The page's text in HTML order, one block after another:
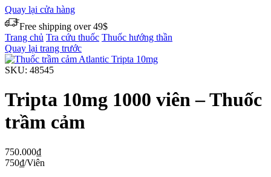
Quay lại cửa hàng
Free shipping over 49$
Trang chủ Tra cứu thuốc Thuốc hướng thần
Quay lại trang trước
SKU: 48545
Tripta 10mg 1000 viên – Thuốc
trầm cảm
750.000₫
750₫/Viên